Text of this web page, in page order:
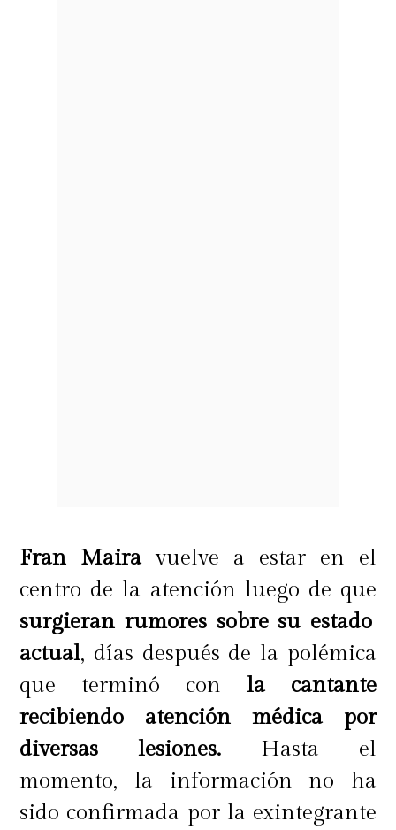
Fran Mairavuelve a estar en el
centro de la atención luego de que
surgieran rumores sobre su estado
actual, días después de la polémica
que terminó con la cantante
recibiendo atención médica por
diversas lesiones. Hasta el
momento, la información no ha
sido confirmada por la exintegrante